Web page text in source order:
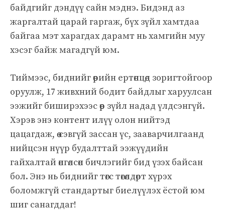
байдгийг дэндүү сайн мэднэ. Бидэнд аз
жаргалтай царай гаргаж, бүх зүйл хамтдаа
байгаа мэт харагдах дарамт нь хамгийн муу
хэсэг байж магадгүй юм.
Тиймээс, биднийг өөрийн ертөнцөд зоригтойгоор
оруулж, 17 живхний бодит байдлыг харуулсан
ээжийг биширэхээс өөр зүйл надад үлдсэнгүй.
Хэрэв энэ контент илүү олон нийтэд
цацагдаж, өө сэвгүй зассан үс, зааварчилгаанд
нийцсэн нүүр будалттай ээжүүдийн
гайхалтай өнгөлсөн бичлэгийг бид үзэх байсан
бол. Энэ нь биднийг төгс төгөлдөрт хүрэх
боломжгүй стандартыг биелүүлэх ёстой юм
шиг санагддаг!